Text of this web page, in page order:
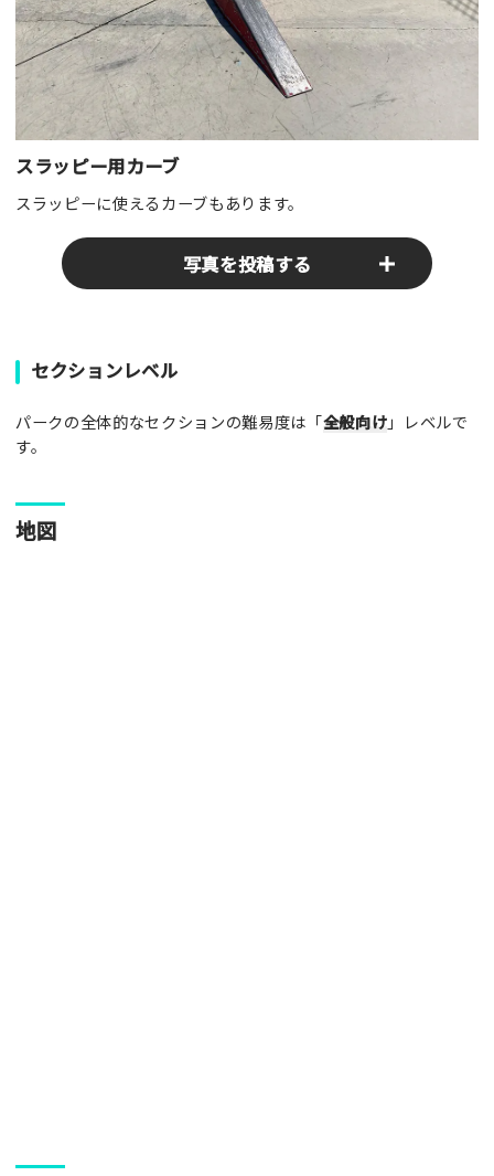
スラッピー用カーブ
スラッピーに使えるカーブもあります。
写真を投稿する
パークやスポットの写真をぜひお送りください！あなたの写真
がみんなの参考となります！
写真
[text photo1alt placeholder "写真の解説※任意]
セクションレベル
パークの全体的なセクションの難易度は「全般向け」レベルで
す。
地図